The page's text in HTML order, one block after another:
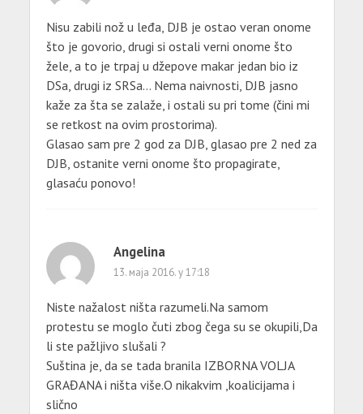
Nisu zabili nož u leđa, DJB je ostao veran onome
što je govorio, drugi si ostali verni onome što
žele, a to je trpaj u džepove makar jedan bio iz
DSa, drugi iz SRSa… Nema naivnosti, DJB jasno
kaže za šta se zalaže, i ostali su pri tome (čini mi
se retkost na ovim prostorima).
Glasao sam pre 2 god za DJB, glasao pre 2 ned za
DJB, ostanite verni onome što propagirate,
glasaću ponovo!
Angelina
13. маја 2016. у 17:18
Niste nažalost ništa razumeli.Na samom
protestu se moglo čuti zbog čega su se okupili,Da
li ste pažljivo slušali ?
Suština je, da se tada branila IZBORNA VOLJA
GRAĐANA i ništa više.O nikakvim ,koalicijama i
slično